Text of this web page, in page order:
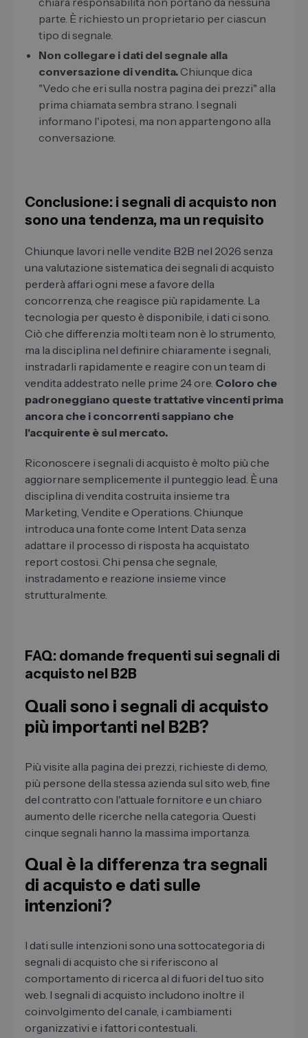
parte. È richiesto un proprietario per ciascun
tipo di segnale.
Non collegare i dati del segnale alla
conversazione di vendita. Chiunque dica
"Vedo che eri sulla nostra pagina dei prezzi" alla
prima chiamata sembra strano. I segnali
informano l'ipotesi, ma non appartengono alla
conversazione.
Conclusione: i segnali di acquisto non
sono una tendenza, ma un requisito
Chiunque lavori nelle vendite B2B nel 2026 senza
una valutazione sistematica dei segnali di acquisto
perderà affari ogni mese a favore della
concorrenza, che reagisce più rapidamente. La
tecnologia per questo è disponibile, i dati ci sono.
Ciò che differenzia molti team non è lo strumento,
ma la disciplina nel definire chiaramente i segnali,
instradarli rapidamente e reagire con un team di
vendita addestrato nelle prime 24 ore. Coloro che
padroneggiano queste trattative vincenti prima
ancora che i concorrenti sappiano che
l'acquirente è sul mercato.
Riconoscere i segnali di acquisto è molto più che
aggiornare semplicemente il punteggio lead. È una
disciplina di vendita costruita insieme tra
Marketing, Vendite e Operations. Chiunque
introduca una fonte come Intent Data senza
adattare il processo di risposta ha acquistato
report costosi. Chi pensa che segnale,
instradamento e reazione insieme vince
strutturalmente.
FAQ: domande frequenti sui segnali di
acquisto nel B2B
Quali sono i segnali di acquisto
più importanti nel B2B?
Più visite alla pagina dei prezzi, richieste di demo,
più persone della stessa azienda sul sito web, fine
del contratto con l'attuale fornitore e un chiaro
aumento delle ricerche nella categoria. Questi
cinque segnali hanno la massima importanza.
Qual ​​è la differenza tra segnali
di acquisto e dati sulle
intenzioni?
I dati sulle intenzioni sono una sottocategoria di
segnali di acquisto che si riferiscono al
comportamento di ricerca al di fuori del tuo sito
web. I segnali di acquisto includono inoltre il
coinvolgimento del canale, i cambiamenti
organizzativi e i fattori contestuali.